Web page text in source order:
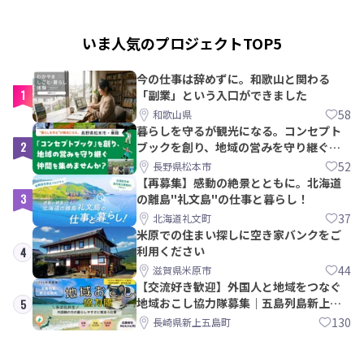
いま人気のプロジェクトTOP5
1
今の仕事は辞めずに。和歌山と関わる
「副業」という入口ができました
和歌山県 58
2
暮らしを守るが観光になる。コンセプト
ブックを創り、地域の営みを守り継ぐ仲
間を集めませんか？
長野県松本市 52
3
【再募集】感動の絶景とともに。北海道
の離島"礼文島"の仕事と暮らし！
北海道礼文町 37
4
米原での住まい探しに空き家バンクをご
利用ください
滋賀県米原市 44
5
【交流好き歓迎】外国人と地域をつなぐ
地域おこし協力隊募集｜五島列島新上五
島町長崎県新上五島町 130